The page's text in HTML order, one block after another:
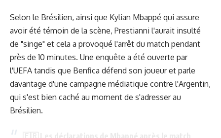
Selon le Brésilien, ainsi que Kylian Mbappé qui assure
avoir été témoin de la scène, Prestianni l'aurait insulté
de "singe" et cela a provoqué l'arrêt du match pendant
près de 10 minutes. Une enquête a été ouverte par
l'UEFA tandis que Benfica défend son joueur et parle
davantage d'une campagne médiatique contre l'Argentin,
qui s'est bien caché au moment de s'adresser au
Brésilien.